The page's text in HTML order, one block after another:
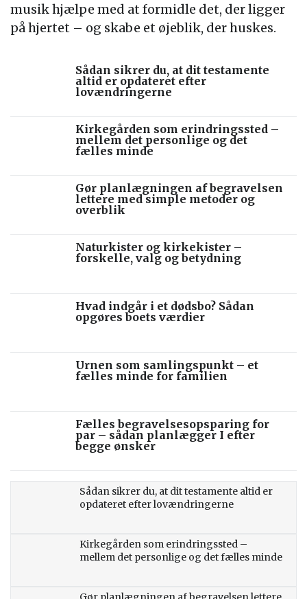
musik hjælpe med at formidle det, der ligger
på hjertet – og skabe et øjeblik, der huskes.
Sådan sikrer du, at dit testamente
altid er opdateret efter
lovændringerne
Kirkegården som erindringssted –
mellem det personlige og det
fælles minde
Gør planlægningen af begravelsen
lettere med simple metoder og
overblik
Naturkister og kirkekister –
forskelle, valg og betydning
Hvad indgår i et dødsbo? Sådan
opgøres boets værdier
Urnen som samlingspunkt – et
fælles minde for familien
Fælles begravelsesopsparing for
par – sådan planlægger I efter
begge ønsker
Sådan sikrer du, at dit testamente altid er
opdateret efter lovændringerne
Kirkegården som erindringssted –
mellem det personlige og det fælles minde